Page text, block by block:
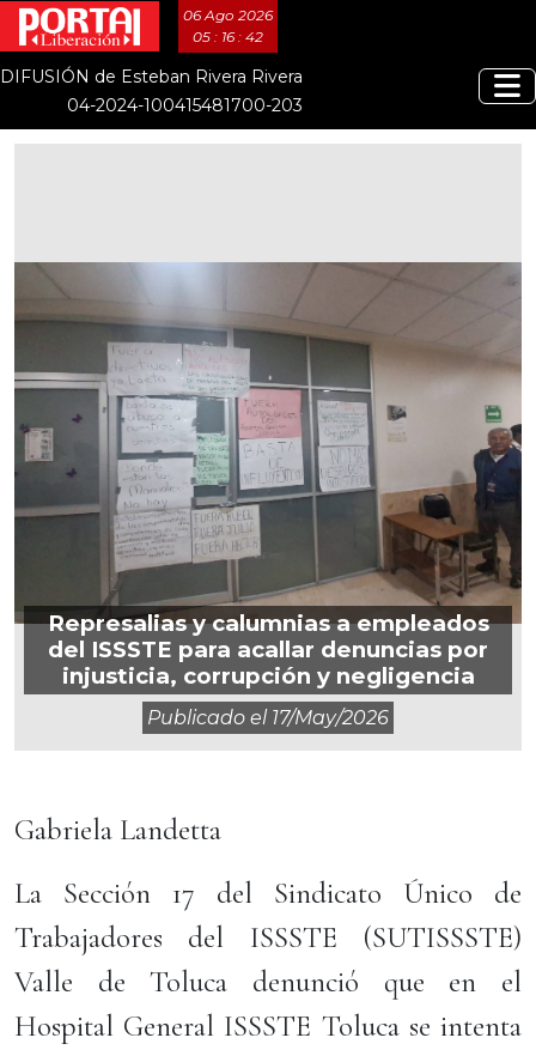
06 Ago 2026
05 : 16 : 42
DIFUSIÓN de Esteban Rivera Rivera
04-2024-100415481700-203
Represalias y calumnias a empleados
del ISSSTE para acallar denuncias por
injusticia, corrupción y negligencia
Publicado el 17/may/2026
Gabriela Landetta
La Sección 17 del Sindicato Único de
Trabajadores del ISSSTE (SUTISSSTE)
Valle de Toluca denunció que en el
Hospital General ISSSTE Toluca se intenta